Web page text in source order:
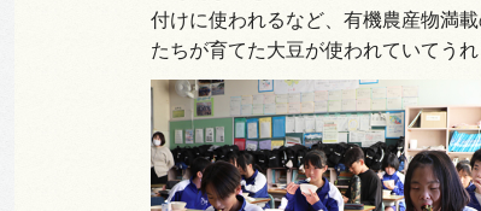
付けに使われるなど、有機農産物満
たちが育てた大豆が使われていてう